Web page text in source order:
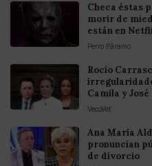
Checa éstas
morir de
están en
Perro Páramo
Rocío
Camila y
VecoVet
Ana María
pronuncian
de divorcio